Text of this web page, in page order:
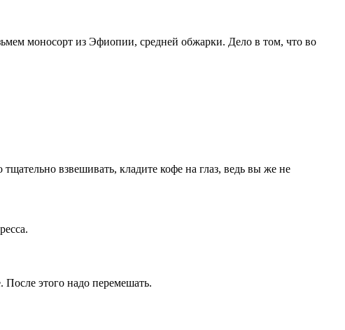
моносорт из Эфиопии, средней обжарки. Дело в том, что во
взвешивать, кладите кофе на глаз, ведь вы же не
После этого надо перемешать.